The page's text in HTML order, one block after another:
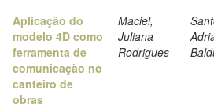
Aplicação do
modelo 4D como
ferramenta de
comunicação no
canteiro de
obras
Maciel,
Juliana
Rodrigues